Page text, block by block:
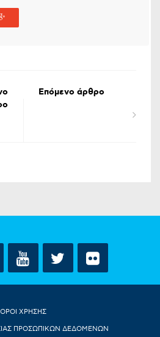
Επόμενο άρθρο
ΟΡΟΙ ΧΡΗΣΗΣ
ΠΡΟΣΩΠΙΚΩΝ ΔΕΔΟΜΕΝΩΝ